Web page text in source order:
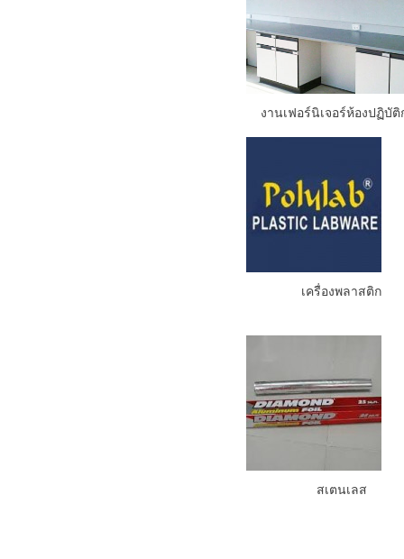
งานเฟอร์นิเจอร์ห้องปฏิบัติ
เครื่องพลาสติก
สเตนเลส